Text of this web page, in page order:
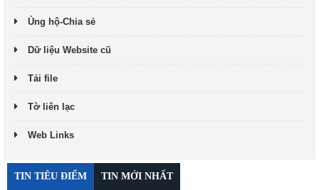
Ủng hộ-Chia sẻ
Dữ liệu Website cũ
Tải file
Tờ liên lạc
Web Links
TIN TIÊU ĐIỂM TIN MỚI NHẤT